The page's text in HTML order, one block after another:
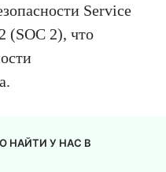
Service
(SOC 2), что
НАЙТИ У НАС В